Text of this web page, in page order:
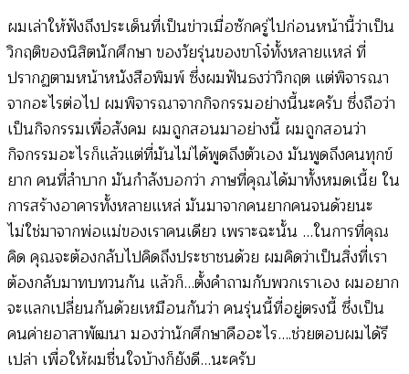
ผมเล่าให้ฟังถึงประเด็นที่เป็นข่าวเมื่อซักครู่ไปก่อนหน้านี้ว่าเป็น
วิกฤติของนิสิตนักศึกษา ของวัยรุ่นของขาโจ๋ทั้งหลายแหล่ ที่
ปรากฏตามหน้าหนังสือพิมพ์ ซึ่งผมฟันธงว่าวิกฤต แต่พิจารณา
จากอะไรต่อไป ผมพิจารณาจากกิจกรรมอย่างนี้นะครับ ซึ่งถือว่า
เป็นกิจกรรมเพื่อสังคม ผมถูกสอนมาอย่างนี้ ผมถูกสอนว่า
กิจกรรมอะไรก็แล้วแต่ที่มันไม่ได้พูดถึงตัวเอง มันพูดถึงคนทุกข์
ยาก คนที่ลำบาก มันกำลังบอกว่า ภาษที่คุณได้มาทั้งหมดเนี้ย ใน
การสร้างอาคารทั้งหลายแหล่ มันมาจากคนยากคนจนด้วยนะ
ไม่ใช่มาจากพ่อแม่ของเราคนเดียว เพราะฉะนั้น …ในการที่คุณ
คิด คุณจะต้องกลับไปคิดถึงประชาชนด้วย ผมคิดว่าเป็นสิ่งที่เรา
ต้องกลับมาทบทวนกัน แล้วก็…ตั้งคำถามกับพวกเราเอง ผมอยาก
จะแลกเปลี่ยนกันด้วยเหมือนกันว่า คนรุ่นนี้ที่อยู่ตรงนี้ ซึ่งเป็น
คนค่ายอาสาพัฒนา มองว่านักศึกษาคืออะไร….ช่วยตอบผมได้รึ
เปล่า เพื่อให้ผมชื่นใจบ้างก็ยังดี…นะครับ